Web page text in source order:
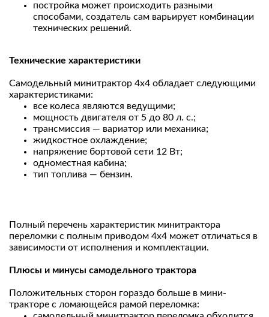
постройка может происходить разными
способами, создатель сам варьирует комбинации
технических решений.
Технические характеристики
Самодельный минитрактор 4х4 обладает следующими
характеристиками:
все колеса являются ведущими;
мощность двигателя от 5 до 80 л. с.;
трансмиссия — вариатор или механика;
жидкостное охлаждение;
напряжение бортовой сети 12 Вт;
одноместная кабина;
тип топлива — бензин.
Полный перечень характеристик минитрактора
переломки с полным приводом 4х4 может отличаться в
зависимости от исполнения и комплектации.
Плюсы и минусы самодельного трактора
Положительных сторон гораздо больше в мини-
тракторе с ломающейся рамой переломка: